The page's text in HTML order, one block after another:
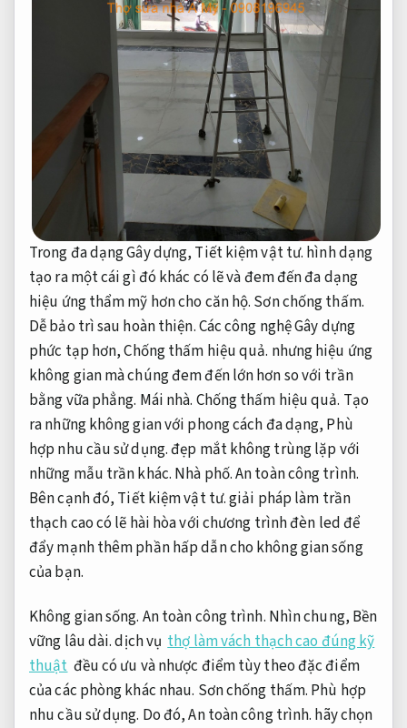
Trong đa dạng Gây dựng, Tiết kiệm vật tư. hình dạng
tạo ra một cái gì đó khác có lẽ và đem đến đa dạng
hiệu ứng thẩm mỹ hơn cho căn hộ. Sơn chống thấm.
Dễ bảo trì sau hoàn thiện.Các công nghệ Gây dựng
phức tạp hơn,Chống thấm hiệu quả. nhưng hiệu ứng
không gian mà chúng đem đến lớn hơn so với trần
bằng vữa phẳng. Mái nhà. Chống thấm hiệu quả. Tạo
ra những không gian với phong cách đa dạng, Phù
hợp nhu cầu sử dụng.đẹp mắt không trùng lặp với
những mẫu trần khác. Nhà phố.An toàn công trình.
Bên cạnh đó, Tiết kiệm vật tư.giải pháp làm trần
thạch cao có lẽ hài hòa với chương trình đèn led để
đẩy mạnh thêm phần hấp dẫn cho không gian sống
của bạn.
Không gian sống. An toàn công trình. Nhìn chung, Bền
vững lâu dài.dịch vụ thợ làm vách thạch cao đúng kỹ
thuật đều có ưu và nhược điểm tùy theo đặc điểm
của các phòng khác nhau. Sơn chống thấm. Phù hợp
nhu cầu sử dụng. Do đó,An toàn công trình. hãy chọn